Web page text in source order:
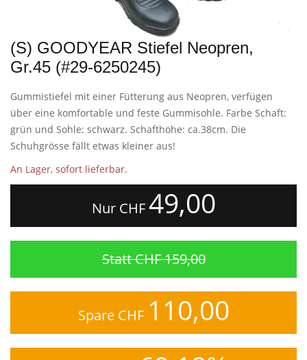
(S) GOODYEAR Stiefel Neopren,
Gr.45 (#29-6250245)
Gummistiefel mit einer Fütterung aus Neopren, verfügen
über eine komfortable und feste Gummisohle. Farbe Schaft:
grün und Sohle: schwarz. Schafthöhe: ca.38cm. Die
Schuhgrösse fällt etwas kleiner aus!
An Lager, sofort lieferbar.
Nur CHF49,00
Statt CHF 159,00
Spare CHF 110,00